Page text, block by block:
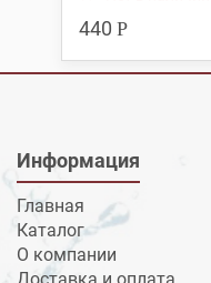
440 Р
Информация
Главная
Каталог
О компании